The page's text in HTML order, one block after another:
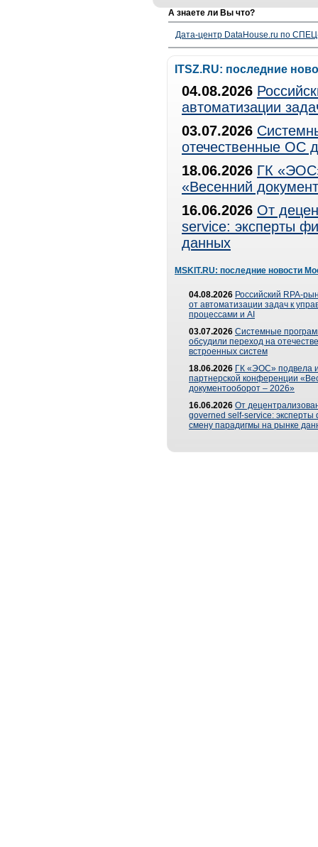
А знаете ли Вы что?
Дата-центр DataHouse.ru по
ITSZ.RU: последние
04.08.2026
автоматизации
03.07.2026
отечественные ОС
18.06.2026 ГК
«Весенний
16.06.2026 От
service: эксперты
данных
MSKIT.RU: последние новости
04.08.2026 Российский RPA-
от автоматизации задач к
процессами и AI
03.07.2026 Системные
обсудили переход на
встроенных систем
18.06.2026 ГК «ЭОС» подвела
партнерской конференции
документооборот – 2026»
16.06.2026 От
governed self-service: эксперты
смену парадигмы на рынке